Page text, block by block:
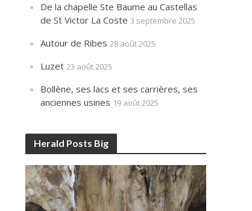
De la chapelle Ste Baume au Castellas
de St Victor La Coste 3 septembre 2025
Autour de Ribes 28 août 2025
Luzet 23 août 2025
Bollène, ses lacs et ses carrières, ses
anciennes usines 19 août 2025
Herald Posts Big